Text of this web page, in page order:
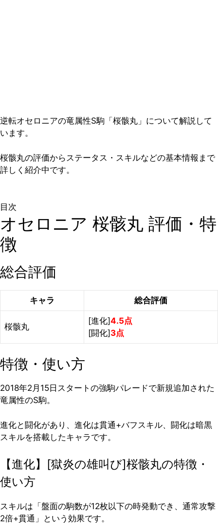
逆転オセロニアの竜属性S駒「桜骸丸」について解説して
います。
桜骸丸の評価からステータス・スキルなどの基本情報まで
詳しく紹介中です。
目次
オセロニア 桜骸丸 評価・特
徴
総合評価
キャラ 総合評価
桜骸丸
[進化]4.5点
[闘化]3点
特徴・使い方
2018年2月15日スタートの強駒パレードで新規追加された
竜属性のS駒。
進化と闘化があり、進化は貫通+バフスキル、闘化は暗黒
スキルを搭載したキャラです。
【進化】[獄炎の雄叫び]桜骸丸の特徴・
使い方
スキルは「盤面の駒数が12枚以下の時発動でき、通常攻撃
2倍+貫通」という効果です。